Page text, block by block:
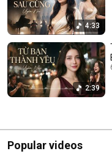
4:33
2:39
Popular videos